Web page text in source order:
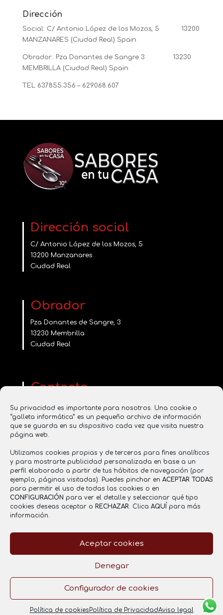
Su privacidad es importante para nosotros. Una cookie o
“galleta informática” es un pequeño archivo de información
que se guarda en su dispositivo cada vez que visita nuestra
página web.
Utilizamos cookies propias y de terceros para fines analíticos
y para mostrarte publicidad personalizada en base a un
perfil elaborado a partir de tus hábitos de navegación (por
ejemplo, páginas visitadas). Puedes pinchar en ACEPTAR TODAS
para permitir el uso de todas las cookies o en
CONFIGURACIÓN para ver el detalle y seleccionar qué tipo
cookies deseas aceptar o RECHAZAR. Clica AQUÍ para más
información.
Aceptar cookies
Denegar
Configurador de cookies
Política de cookiesPolítica de PrivacidadAviso legal
Dirección
Social: C/ Antonio López de los Mozos, 5 13200
MANZANARES (Ciudad Real) Spain
Obrador: Pza Donantes de Sangre 3 13230
MEMBRILLA (Ciudad Real) Spain
TEL 637.855.356 – 629.068.607
Dirección social
C/ Antonio López de los Mozos, 5
13200 Manzanares
Ciudad Real
Obrador
Pza Donantes de Sangre, 3
13230 Membrilla
Ciudad Real
Contacta
www.saboresentucasa.com
saboresentucasa2016@gmail.com
637 855 356
Registro Sanitario
RGSEAA: 26.021121/CR
Aviso legal
Política de Privacidad
Política de cookies
Copyright © 2025 by www.janubaweb.com